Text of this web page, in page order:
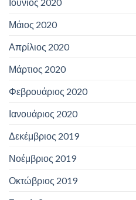
Μάιος 2020
Απρίλιος 2020
Μάρτιος 2020
Φεβρουάριος 2020
Ιανουάριος 2020
Δεκέμβριος 2019
Νοέμβριος 2019
Οκτώβριος 2019